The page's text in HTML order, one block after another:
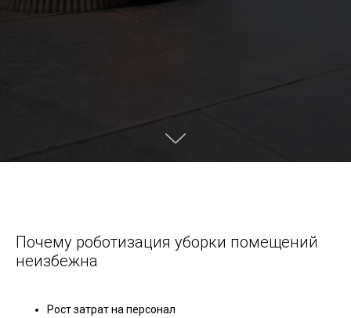
Почему роботизация уборки помещений
неизбежна
Рост затрат на персонал